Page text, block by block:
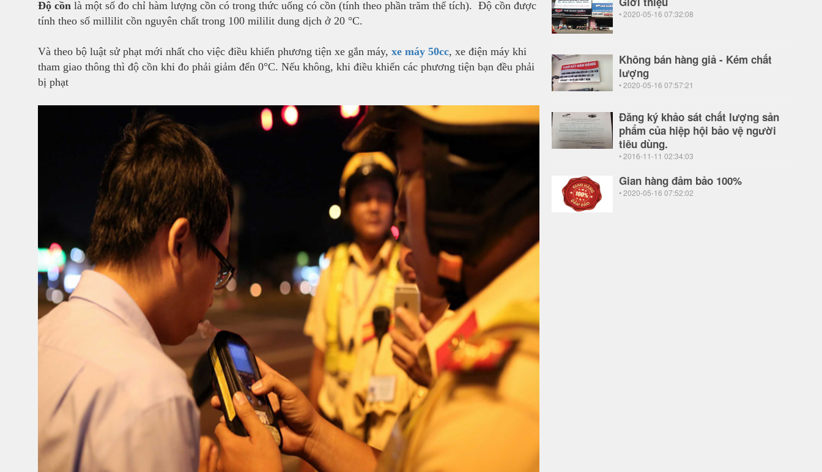
Độ cồn là một số đo chỉ hàm lượng cồn có trong thức uống có cồn (tính theo phần trăm thể tích). Độ cồn được
tính theo số millilit cồn nguyên chất trong 100 mililit dung dịch ở 20 °C.
Và theo bộ luật sử phạt mới nhất cho việc điều khiển phương tiện xe gắn máy, xe máy 50cc, xe điện máy khi
tham giao thông thì độ cồn khi đo phải giảm đến 0°C. Nếu không, khi điều khiển các phương tiện bạn đều phải
bị phạt
• 2020-05-16 07:32:08
Không bán hàng giả - Kém chất
lượng
• 2020-05-16 07:57:21
Đăng ký khảo sát chất lượng sản
phẩm của hiệp hội bảo vệ người
tiêu dùng.
• 2016-11-11 02:34:03
Gian hàng đảm bảo 100%
• 2020-05-16 07:52:02